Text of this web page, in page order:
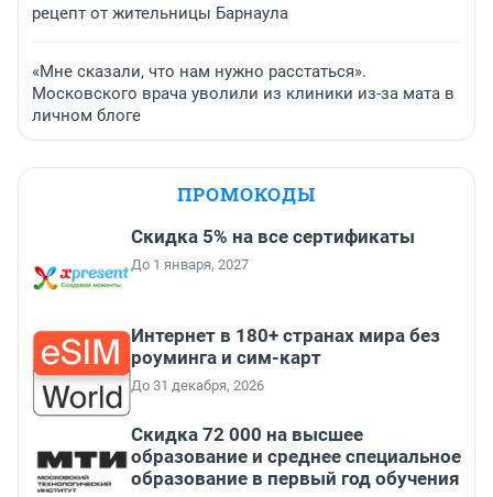
рецепт от жительницы Барнаула
«Мне сказали, что нам нужно расстаться».
Московского врача уволили из клиники из-за мата в
личном блоге
ПРОМОКОДЫ
Скидка 5% на все сертификаты
До 1 января, 2027
Интернет в 180+ странах мира без
роуминга и сим-карт
До 31 декабря, 2026
Скидка 72 000 на высшее
образование и среднее специальное
образование в первый год обучения